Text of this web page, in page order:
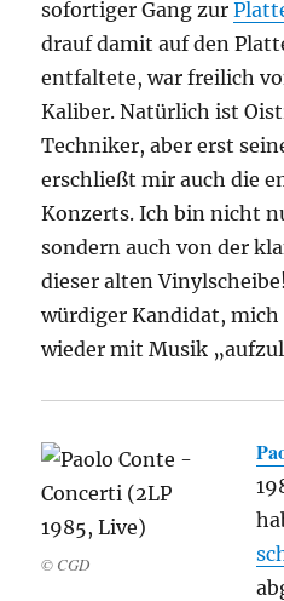
sofortiger Gang zur
drauf damit auf den
entfaltete, war freilich
Kaliber. Natürlich ist
Techniker, aber erst
erschließt mir auch die
Konzerts. Ich bin nicht
sondern auch von der
dieser alten
würdiger Kandidat, mich
wieder mit Musik
© CGD